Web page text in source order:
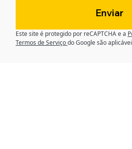
Enviar
Este site é protegido por reCAPTCHA e a
Termos de Serviçodo Google são